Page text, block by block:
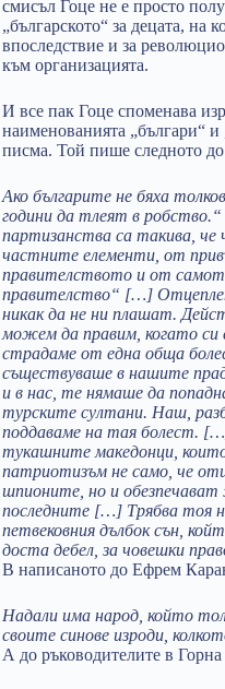
смисъл Гоце не е просто
„българското“ за децата, на
впоследствие и за
към организацията.
И все пак Гоце споменава
наименованията „българи“
писма. Той пише следното
Ако българите не бяха
години да тлеят в робство.“
партизанства са такива, че
частните елементи, от
правителството и от
правителство“ […]
никак да не ни плашат.
можем да правим, когато си
страдаме от една обща
съществуваше в нашите
и в нас, те нямаше да
турските султани. Наш,
поддаваме на тая болест.
тукашните македонци,
патриотизъм не само, че
шпионите, но и
последните […] Трябва тоя
петвековния дълбок сън,
доста дебел, за човешки
В написаното до Ефрем
Надали има народ, който
своите синове изроди,
А до ръководителите в